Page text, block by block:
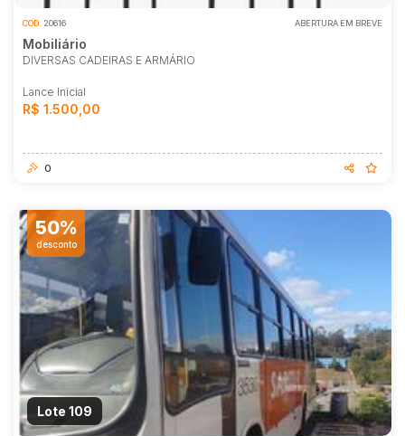
COD. 20616 ABERTURA EM BREVE
Mobiliário
DIVERSAS CADEIRAS E ARMÁRIO
Lance Inicial
R$ 1.500,00
0
50%
desconto
Lote 109